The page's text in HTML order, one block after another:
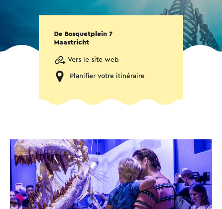
De Bosquetplein 7
Maastricht
Vers le site web
Planifier votre itinéraire